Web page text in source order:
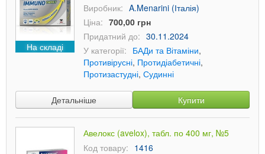
На складі
Виробник: A.Menarini (Італія)
Ціна: 700,00 грн
Придатний до: 30.11.2024
У категорії: БАДи та Вітаміни,
Противірусні, Протидіабетичні,
Протизастудні, Судинні
Детальніше Купити
Авелокс (avelox), табл. по 400 мг, №5
Код товару: 1416